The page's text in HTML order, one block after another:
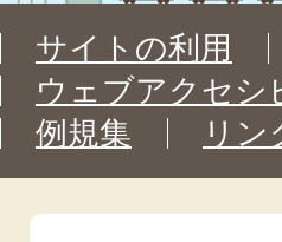
サイトの利用
ウェブアクセ
例規集
リン